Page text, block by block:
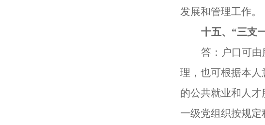
发展和管理工作。
十五、 “三支
答：户口可
理，也可根据本
的公共就业和人
一级党组织按规定